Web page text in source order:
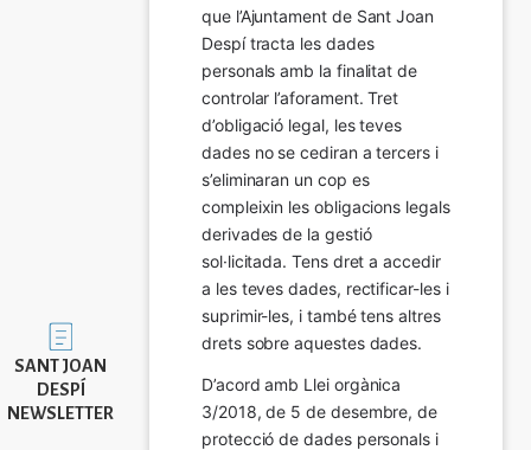
Imatge
SANT JOAN
DESPÍ
NEWSLETTER
que l’Ajuntament de Sant Joan
Despí tracta les dades
personals amb la finalitat de
controlar l’aforament. Tret
d’obligació legal, les teves
dades no se cediran a tercers i
s’eliminaran un cop es
compleixin les obligacions legals
derivades de la gestió
sol·licitada. Tens dret a accedir
a les teves dades, rectificar-les i
suprimir-les, i també tens altres
drets sobre aquestes dades.
D’acord amb Llei orgànica
3/2018, de 5 de desembre, de
protecció de dades personals i